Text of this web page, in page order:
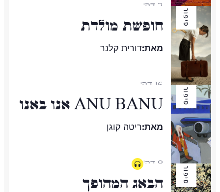
2 דק'
סיפור חופשת מולדת
מאת:דורית קלנר
16 דק'
סיפור ANU BANU אנו באנו
מאת:ריטה קוגן
8 דק'
סיפור הבאג המהופך